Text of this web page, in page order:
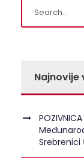
Najnovije
Srebrenici